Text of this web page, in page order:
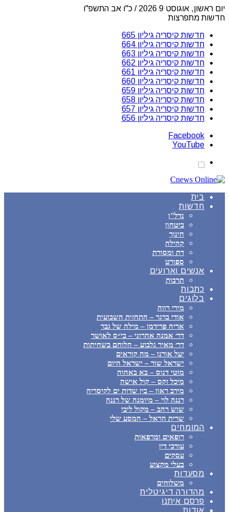
יום ראשון, אוגוסט 9 2026 / כ"ו אב התשפ"ו
חדשות מתפרצות
חדשות קיסריה גיליון 665
חדשות קיסריה גיליון 664
חדשות קיסריה גיליון 663
חדשות קיסריה גיליון 662
חדשות קיסריה גיליון 661
חדשות קיסריה גיליון 660
חדשות קיסריה גיליון 659
חדשות קיסריה גיליון 658
חדשות קיסריה גיליון 657
חדשות קיסריה גיליון 656
Facebook
YouTube
בית
חדשות
נדל"ן
ביטחון
חינוך
קהילה
דת ומסורת
ספורט
אנשים וארועים
תרבות
כתבות
בלוגים
מירי רווה
אודי ברגר – התחזית השבועית
אריה פרידמן – מילה של גבר
דר׳ אמנה אהרוני – בי״ס לאושר
דר׳ מאיר גלבוע – הלוחם בשחיתות
יעל אורנן – מה קוראים
ישראל שור – ישראל היום
מוטי דנוס – בא באהוה
מיכל זקס – קול אישה
מירב ראון – בין שדות ים לקיסריה
רננה לוי – מיומנה של רננה
שוש רהב – מקול ליבי
שרית הראל – המסע שלי
המומחים
רופאים ומרפאות
עורכי דין
עסקים
בעלי מקצוע
מסעדות
משלוחים
מהדורה דיגיטלית
פרסם איתנו
אודות